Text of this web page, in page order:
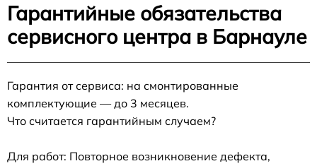
Гарантийные обязательства
сервисного центра в Барнауле
Гарантия от сервиса: на смонтированные
комплектующие — до 3 месяцев.
Что считается гарантийным случаем?
Для работ: Повторное возникновение дефекта,